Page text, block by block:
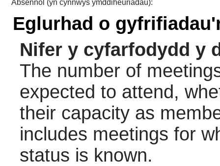
Absennol (yn cynnwys ymddiheuriadau):
Eglurhad o
Nifer y cyfarfodydd y
The number of
expected to attend,
their capacity as
includes meetings for
status is known.